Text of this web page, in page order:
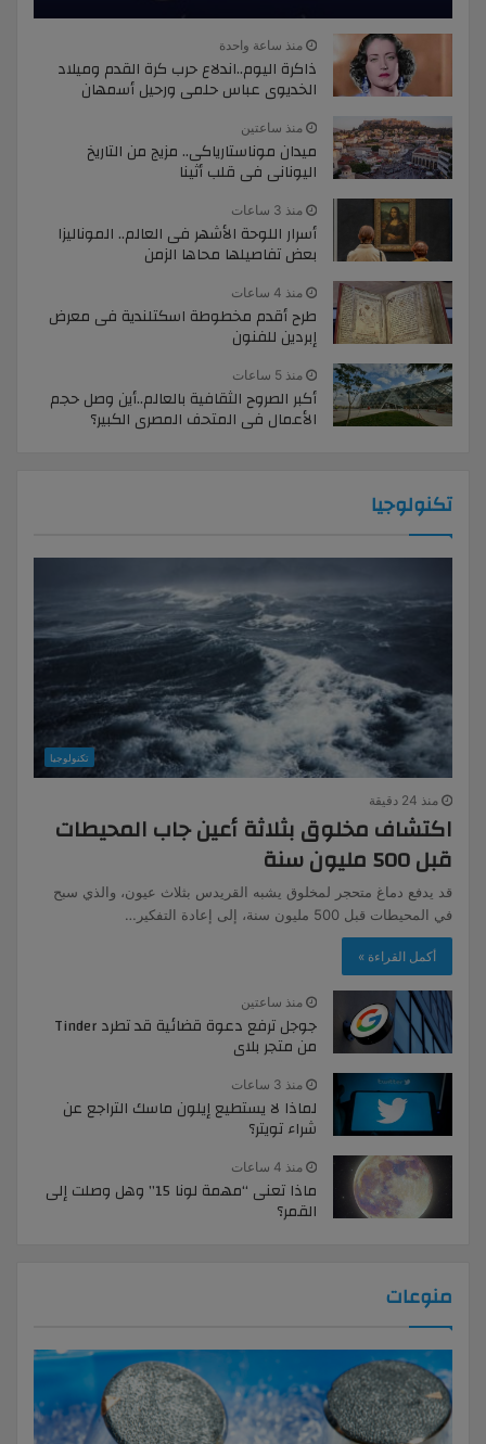
منذ ساعة واحدة
ذاكرة اليوم..اندلاع حرب كرة القدم وميلاد
الخديوى عباس حلمى ورحيل أسمهان
منذ ساعتين
ميدان موناستارياكى.. مزيج من التاريخ
اليونانى فى قلب أثينا
منذ 3 ساعات
أسرار اللوحة الأشهر فى العالم.. الموناليزا
بعض تفاصيلها محاها الزمن
منذ 4 ساعات
طرح أقدم مخطوطة اسكتلندية فى معرض
إبردين للفنون
منذ 5 ساعات
أكبر الصروح الثقافية بالعالم..أين وصل حجم
الأعمال فى المتحف المصرى الكبير؟
تكنولوجيا
تكنولوجيا
منذ 24 دقيقة
اكتشاف مخلوق بثلاثة أعين جاب المحيطات
قبل 500 مليون سنة
قد يدفع دماغ متحجر لمخلوق يشبه القريدس بثلاث عيون، والذي سبح
في المحيطات قبل 500 مليون سنة، إلى إعادة التفكير…
أكمل القراءة »
منذ ساعتين
جوجل ترفع دعوة قضائية قد تطرد Tinder
من متجر بلاى
منذ 3 ساعات
لماذا لا يستطيع إيلون ماسك التراجع عن
شراء تويتر؟
منذ 4 ساعات
ماذا تعنى “مهمة لونا 15” وهل وصلت إلى
القمر؟
منوعات